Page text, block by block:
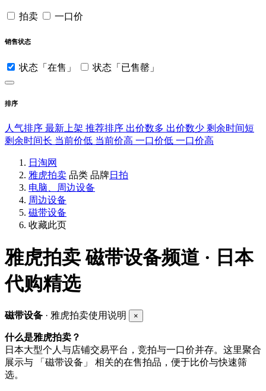
拍卖 一口价
销售状态
状态「在售」 状态「已售罄」
排序
人气排序 最新上架 推荐排序 出价数多 出价数少 剩余时间短
剩余时间长 当前价低 当前价高 一口价低 一口价高
日淘网
雅虎拍卖 品类 品牌日拍
电脑、周边设备
周边设备
磁带设备
收藏此页
雅虎拍卖磁带设备频道 · 日本
代购精选
磁带设备 · 雅虎拍卖使用说明 ×
什么是雅虎拍卖？
日本大型个人与店铺交易平台，竞拍与一口价并存。这里聚合
展示与 「磁带设备」 相关的在售拍品，便于比价与快速筛
选。